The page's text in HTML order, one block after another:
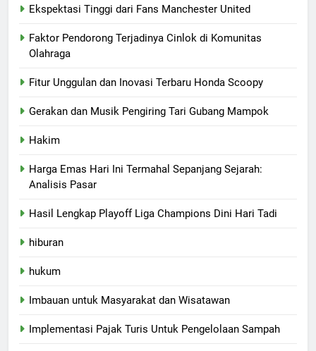
Ekspektasi Tinggi dari Fans Manchester United
Faktor Pendorong Terjadinya Cinlok di Komunitas
Olahraga
Fitur Unggulan dan Inovasi Terbaru Honda Scoopy
Gerakan dan Musik Pengiring Tari Gubang Mampok
Hakim
Harga Emas Hari Ini Termahal Sepanjang Sejarah:
Analisis Pasar
Hasil Lengkap Playoff Liga Champions Dini Hari Tadi
hiburan
hukum
Imbauan untuk Masyarakat dan Wisatawan
Implementasi Pajak Turis Untuk Pengelolaan Sampah